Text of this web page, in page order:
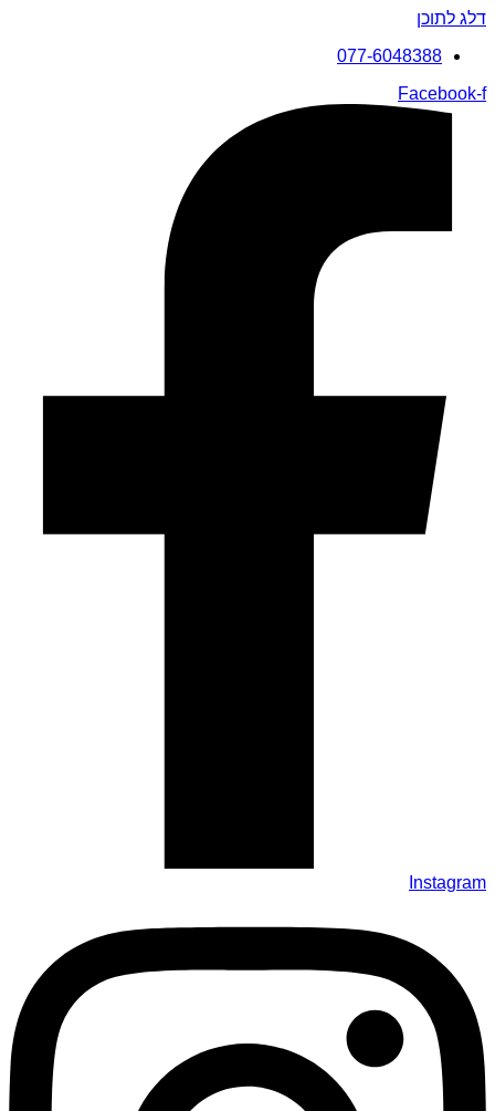
דלג לתוכן
077-6048388
Facebook-f
Instagram